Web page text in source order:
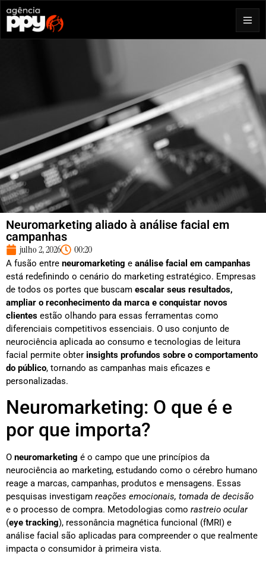
Neuromarketing aliado à análise facial em
campanhas
julho 2, 2026 00:20
A fusão entre neuromarketing e análise facial em campanhas
está redefinindo o cenário do marketing estratégico. Empresas
de todos os portes que buscam escalar seus resultados,
ampliar o reconhecimento da marca e conquistar novos
clientes estão olhando para essas ferramentas como
diferenciais competitivos essenciais. O uso conjunto de
neurociência aplicada ao consumo e tecnologias de leitura
facial permite obter insights profundos sobre o comportamento
do público, tornando as campanhas mais eficazes e
personalizadas.
Neuromarketing: O que é e
por que importa?
O neuromarketing é o campo que une princípios da
neurociência ao marketing, estudando como o cérebro humano
reage a marcas, campanhas, produtos e mensagens. Essas
pesquisas investigam reações emocionais, tomada de decisão
e o processo de compra. Metodologias como rastreio ocular
(eye tracking), ressonância magnética funcional (fMRI) e
análise facial são aplicadas para compreender o que realmente
impacta o consumidor à primeira vista.